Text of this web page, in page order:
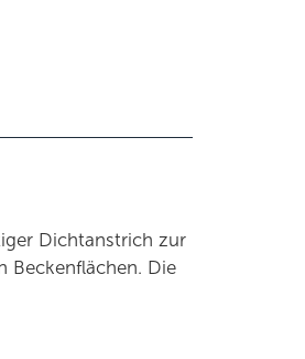
Dichtanstrich zur
Beckenflächen. Die